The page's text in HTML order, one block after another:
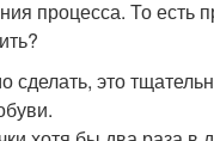
процесса. То
сделать, это